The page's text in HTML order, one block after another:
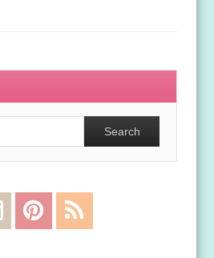
InstagramPinterest
Feed